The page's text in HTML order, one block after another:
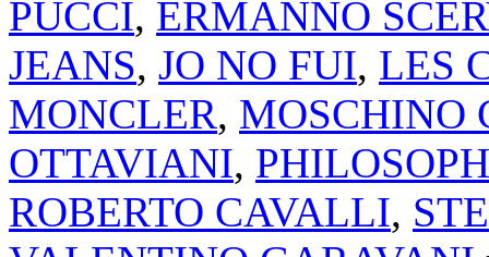
PUCCI, ERMANNO
JEANS, JO NO FUI, LES
MONCLER, MOSCHINO
OTTAVIANI,
ROBERTO CAVALLI,